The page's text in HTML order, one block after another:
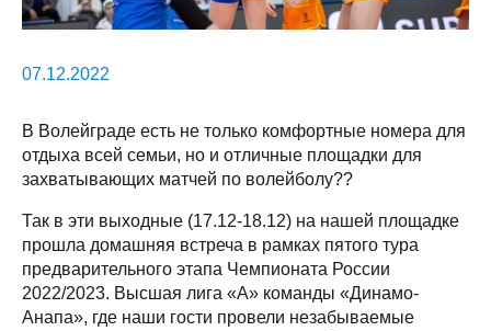
07.12.2022
В Волейграде есть не только комфортные номера для
отдыха всей семьи, но и отличные площадки для
захватывающих матчей по волейболу??
Так в эти выходные (17.12-18.12) на нашей площадке
прошла домашняя встреча в рамках пятого тура
предварительного этапа Чемпионата России
2022/2023. Высшая лига «А» команды «Динамо-
Анапа», где наши гости провели незабываемые